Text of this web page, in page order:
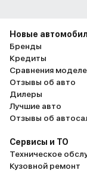
Новые
Бренды
Кредиты
Сравнения
Отзывы об авто
Дилеры
Лучшие авто
Отзывы об
Сервисы и ТО
Техническое
Кузовной ремонт